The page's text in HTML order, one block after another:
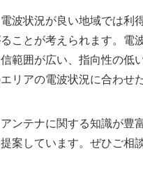
波状況が良い地域では利
ことが考えられます。電
範囲が広い、指向性の低
リアの電波状況に合わせ
ンテナに関する知識が豊
案しています。ぜひご相